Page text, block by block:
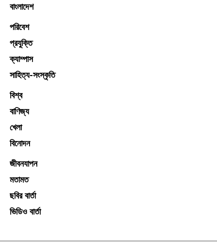
বাংলাদেশ
পরিবেশ
প্রযুক্তি
ক্যাম্পাস
সাহিত্য-সংস্কৃতি
বিশ্ব
বাণিজ্য
খেলা
বিনোদন
জীবনযাপন
মতামত
ছবির বার্তা
ভিডিও বার্তা